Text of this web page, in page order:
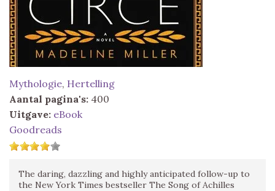
Mythologie, Hertelling
Aantal pagina's: 400
Uitgave: eBook
Goodreads
The daring, dazzling and highly anticipated follow-up to
the New York Times bestseller The Song of Achilles